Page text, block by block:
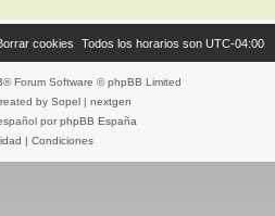
Todos los horarios son UTC-04:00
cookies
® Forum Software © phpBB Limited
by Sopel| nextgen
por phpBB España
| Condiciones